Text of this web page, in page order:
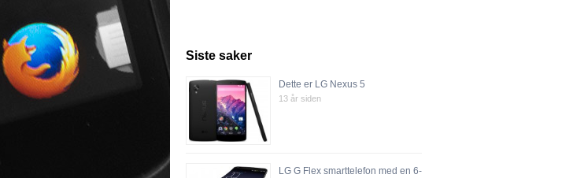
Siste saker
Dette er LG Nexus 5
13 år siden
LG G Flex smarttelefon med en 6-